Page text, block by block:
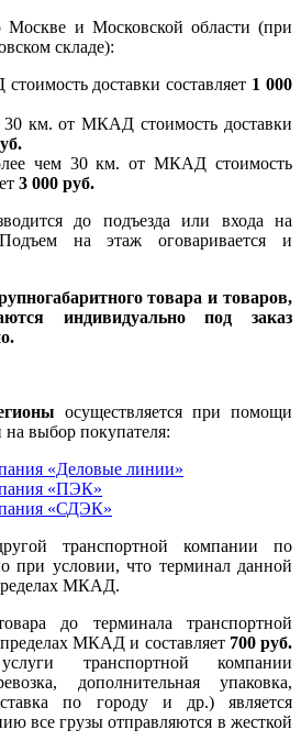
Москве и Московской области (при
складе):
доставки составляет 1 000
30 км. от МКАД стоимость доставки
чем 30 км. от МКАД стоимость
3 000 руб.
до подъезда или входа на
на этаж оговаривается и
товара и товаров,
индивидуально под заказ
осуществляется при помощи
выбор покупателя:
«Деловые линии»
«ПЭК»
«СДЭК»
транспортной компании по
при условии, что терминал данной
МКАД.
до терминала транспортной
МКАД и составляет 700 руб.
транспортной компании
дополнительная упаковка,
по городу и др.) является
все грузы отправляются в жесткой